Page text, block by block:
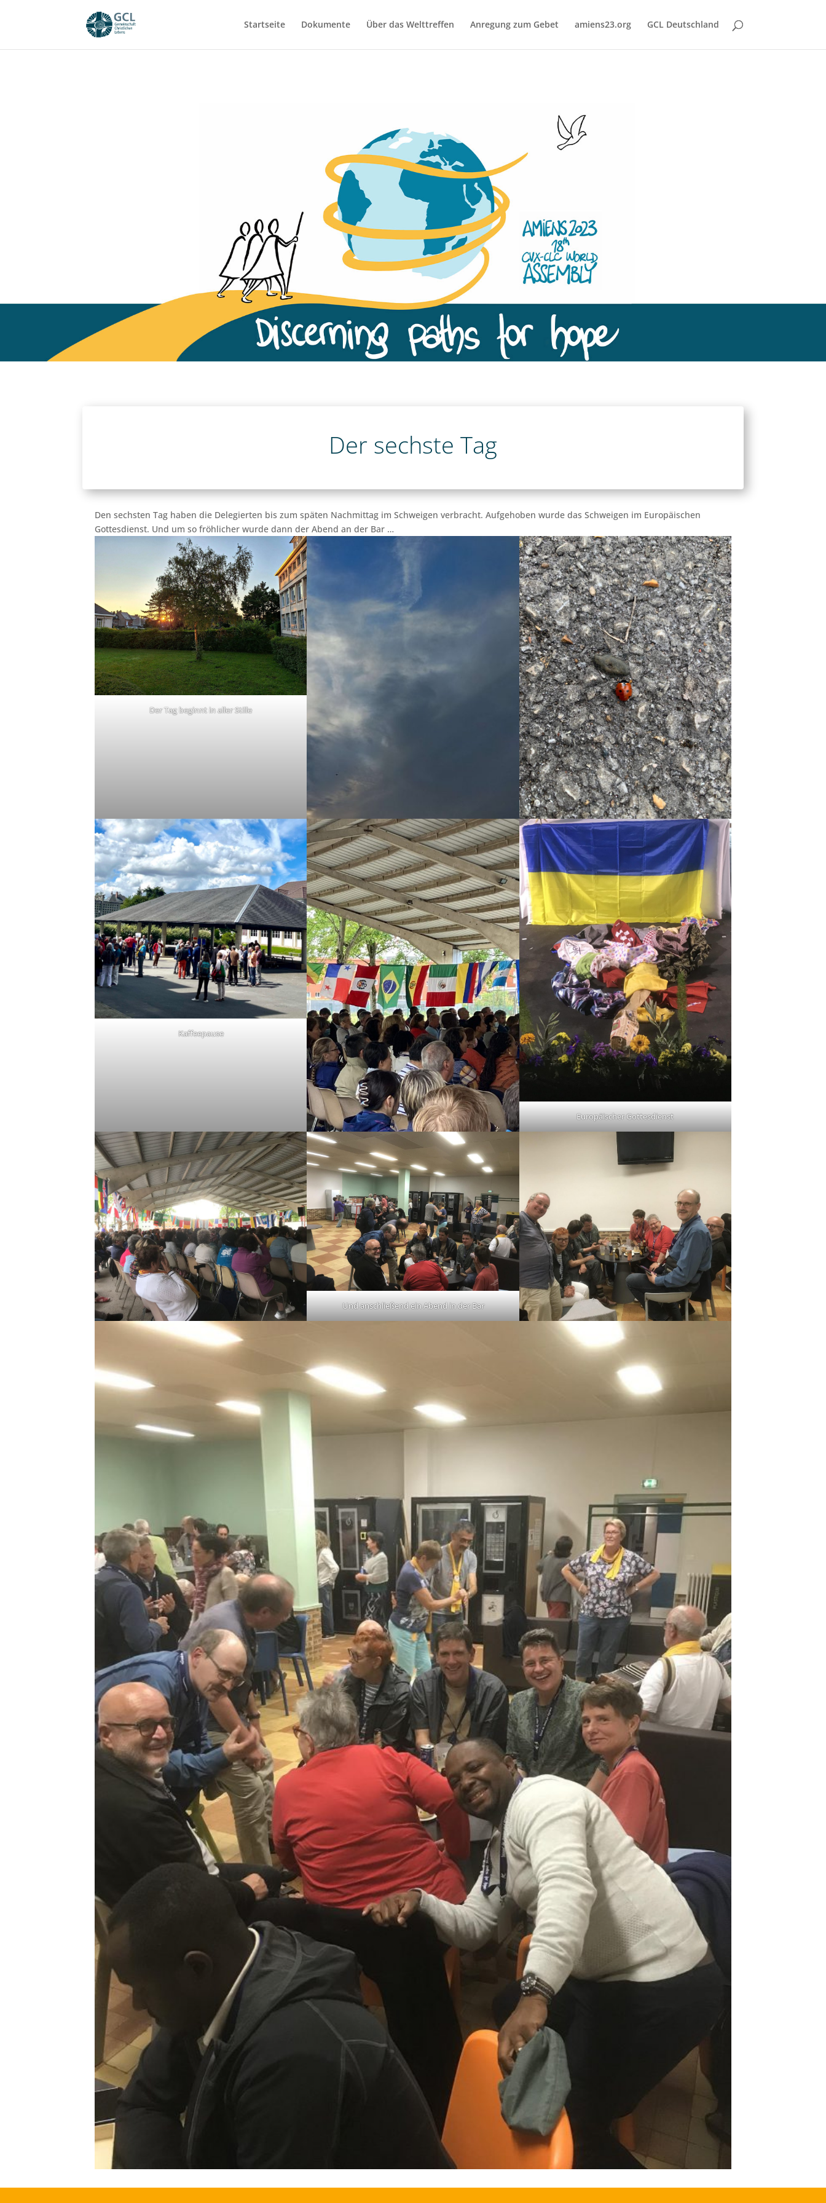
Startseite Dokumente Über das Welttreffen Anregung zum Gebet amiens23.org GCL Deutschland
Der sechste Tag
Den sechsten Tag haben die Delegierten bis zum späten Nachmittag im Schweigen verbracht. Aufgehoben wurde das Schweigen im Europäischen
Gottesdienst. Und um so fröhlicher wurde dann der Abend an der Bar …
Der Tag beginnt in aller Stille
Kaffeepause
Europäischer Gottesdienst
Und anschließend ein Abend in der Bar